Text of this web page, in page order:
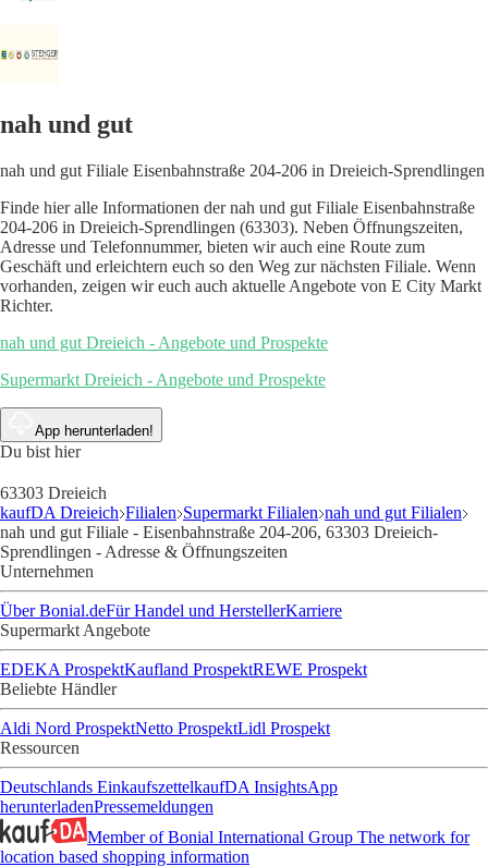
nah und gut
nah und gut Filiale Eisenbahnstraße 204-206 in Dreieich-Sprendlingen
Finde hier alle Informationen der nah und gut Filiale Eisenbahnstraße
204-206 in Dreieich-Sprendlingen (63303). Neben Öffnungszeiten,
Adresse und Telefonnummer, bieten wir auch eine Route zum
Geschäft und erleichtern euch so den Weg zur nächsten Filiale. Wenn
vorhanden, zeigen wir euch auch aktuelle Angebote von E City Markt
Richter.
nah und gut Dreieich - Angebote und Prospekte
Supermarkt Dreieich - Angebote und Prospekte
App herunterladen!
Du bist hier
63303 Dreieich
kaufDA Dreieich Filialen Supermarkt Filialen nah und gut Filialen
nah und gut Filiale - Eisenbahnstraße 204-206, 63303 Dreieich-
Sprendlingen - Adresse & Öffnungszeiten
Unternehmen
Über Bonial.deFür Handel und HerstellerKarriere
Supermarkt Angebote
EDEKA ProspektKaufland ProspektREWE Prospekt
Beliebte Händler
Aldi Nord ProspektNetto ProspektLidl Prospekt
Ressourcen
Deutschlands EinkaufszettelkaufDA InsightsApp
herunterladenPressemeldungen
Member of Bonial International Group The network for
location based shopping information